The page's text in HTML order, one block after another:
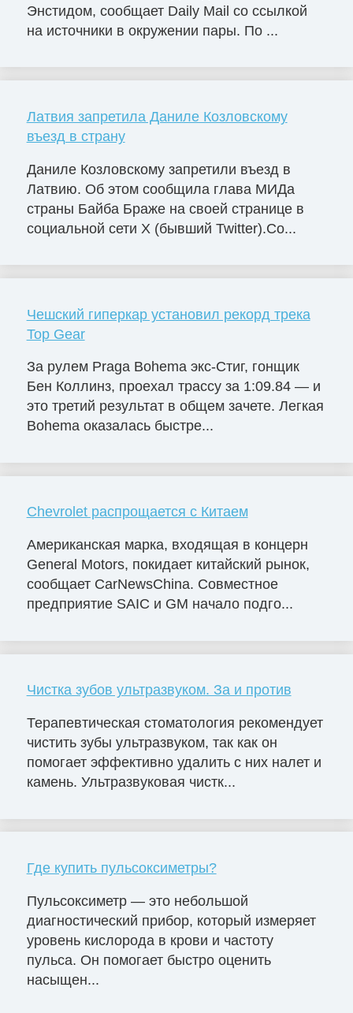
Энстидом, сообщает Daily Mail со ссылкой
на источники в окружении пары. По ...
Латвия запретила Даниле Козловскому
въезд в страну
Даниле Козловскому запретили въезд в
Латвию. Об этом сообщила глава МИДа
страны Байба Браже на своей странице в
социальной сети X (бывший Twitter).Со...
Чешский гиперкар установил рекорд трека
Top Gear
За рулем Praga Bohema экс-Стиг, гонщик
Бен Коллинз, проехал трассу за 1:09.84 — и
это третий результат в общем зачете. Легкая
Bohema оказалась быстре...
Chevrolet распрощается с Китаем
Американская марка, входящая в концерн
General Motors, покидает китайский рынок,
сообщает CarNewsChina. Совместное
предприятие SAIC и GM начало подго...
Чистка зубов ультразвуком. За и против
Терапевтическая стоматология рекомендует
чистить зубы ультразвуком, так как он
помогает эффективно удалить с них налет и
камень. Ультразвуковая чистк...
Где купить пульсоксиметры?
Пульсоксиметр — это небольшой
диагностический прибор, который измеряет
уровень кислорода в крови и частоту
пульса. Он помогает быстро оценить
насыщен...